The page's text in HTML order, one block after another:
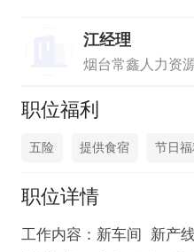
江经理
烟台常鑫人力资
职位福利
五险 提供食宿 节日福
职位详情
工作内容：新车间  新产